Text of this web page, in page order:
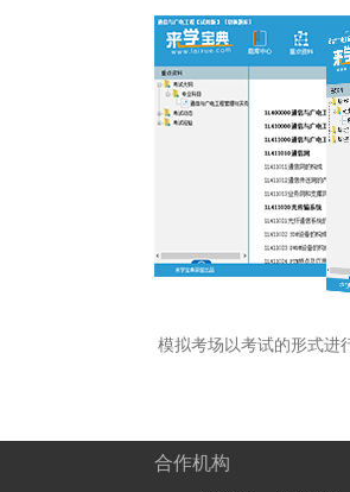
模拟考场以考试的形式进
合作机构